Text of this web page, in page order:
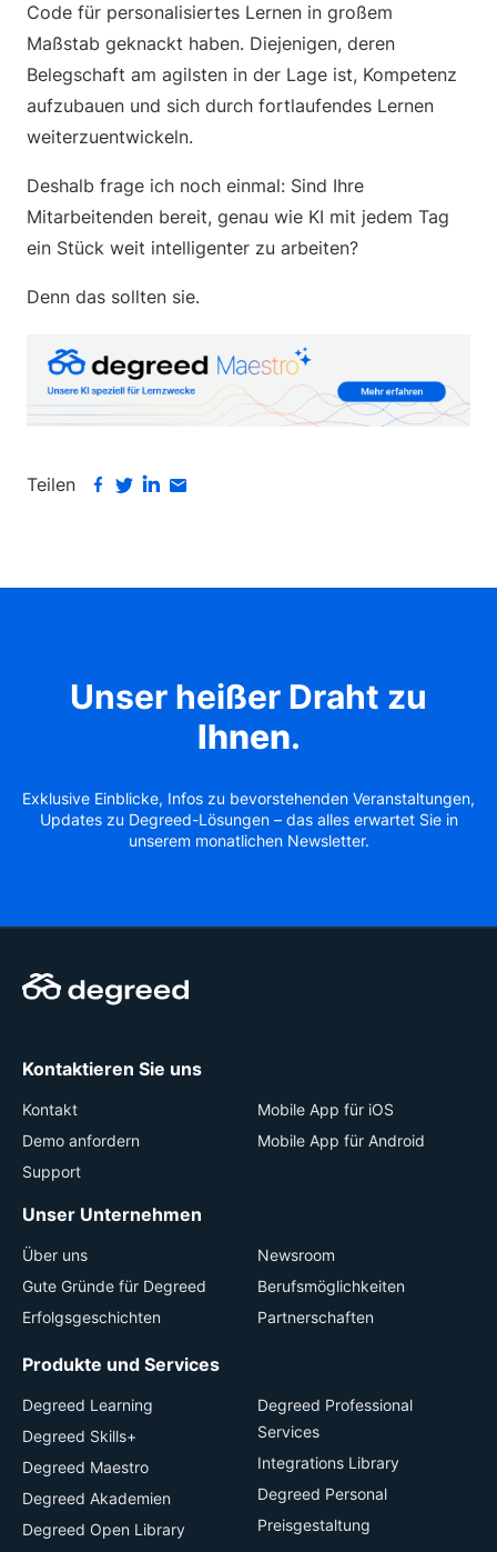
Code für personalisiertes Lernen in großem
Maßstab geknackt haben. Diejenigen, deren
Belegschaft am agilsten in der Lage ist, Kompetenz
aufzubauen und sich durch fortlaufendes Lernen
weiterzuentwickeln.
Deshalb frage ich noch einmal: Sind Ihre
Mitarbeitenden bereit, genau wie KI mit jedem Tag
ein Stück weit intelligenter zu arbeiten?
Denn das sollten sie.
Teilen
Unser heißer Draht zu
Ihnen.
Exklusive Einblicke, Infos zu bevorstehenden Veranstaltungen,
Updates zu Degreed-Lösungen – das alles erwartet Sie in
unserem monatlichen Newsletter.
Kontaktieren Sie uns
Kontakt
Demo anfordern
Support
Mobile App für iOS
Mobile App für Android
Unser Unternehmen
Über uns
Gute Gründe für Degreed
Erfolgsgeschichten
Newsroom
Berufsmöglichkeiten
Partnerschaften
Produkte und Services
Degreed Learning
Degreed Skills+
Degreed Maestro
Degreed Akademien
Degreed Open Library
Degreed Professional
Services
Integrations Library
Degreed Personal
Preisgestaltung